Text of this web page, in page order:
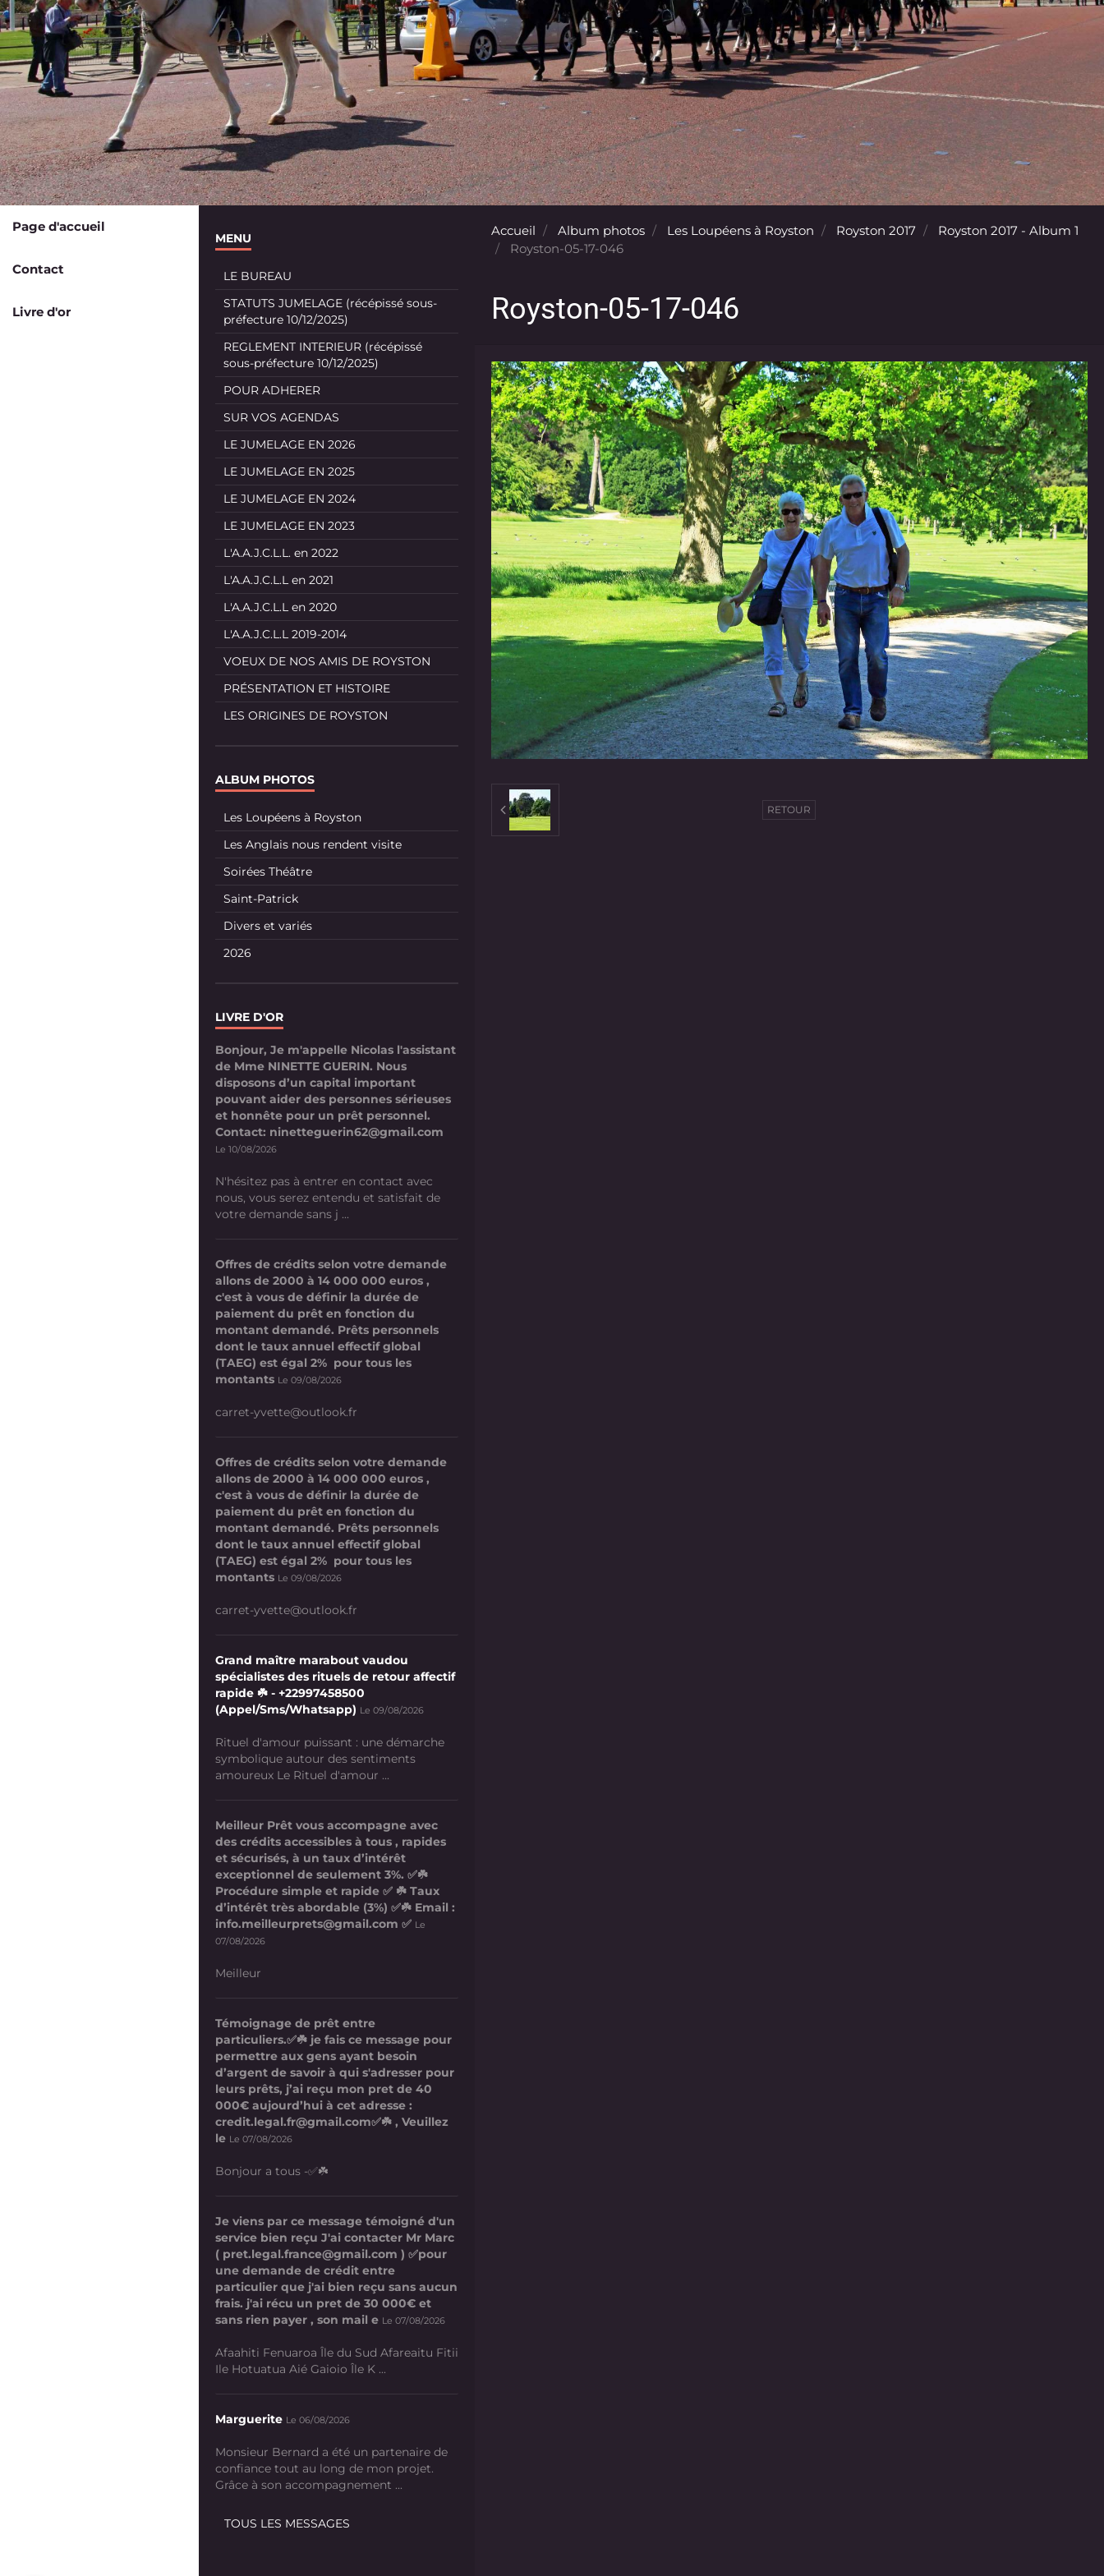
Page d'accueil
Contact
Livre d'or
Accueil Album photos Les Loupéens à Royston Royston 2017
Royston 2017 - Album 1
Royston-05-17-046
Royston-05-17-046
RETOUR
MENU
LE BUREAU
STATUTS JUMELAGE (récépissé sous-
préfecture 10/12/2025)
REGLEMENT INTERIEUR (récépissé
sous-préfecture 10/12/2025)
POUR ADHERER
SUR VOS AGENDAS
LE JUMELAGE EN 2026
LE JUMELAGE EN 2025
LE JUMELAGE EN 2024
LE JUMELAGE EN 2023
L'A.A.J.C.L.L. en 2022
L'A.A.J.C.L.L en 2021
L'A.A.J.C.L.L en 2020
L'A.A.J.C.L.L 2019-2014
VOEUX DE NOS AMIS DE ROYSTON
PRÉSENTATION ET HISTOIRE
LES ORIGINES DE ROYSTON
ALBUM PHOTOS
Les Loupéens à Royston
Les Anglais nous rendent visite
Soirées Théâtre
Saint-Patrick
Divers et variés
2026
LIVRE D'OR
Bonjour, Je m'appelle Nicolas l'assistant
de Mme NINETTE GUERIN. Nous
disposons d’un capital important
pouvant aider des personnes sérieuses
et honnête pour un prêt personnel.
Contact: ninetteguerin62@gmail.com
Le 10/08/2026
N'hésitez pas à entrer en contact avec
nous, vous serez entendu et satisfait de
votre demande sans j ...
Offres de crédits selon votre demande
allons de 2000 à 14 000 000 euros ,
c'est à vous de définir la durée de
paiement du prêt en fonction du
montant demandé. Prêts personnels
dont le taux annuel effectif global
(TAEG) est égal 2% pour tous les
montants Le 09/08/2026
carret-yvette@outlook.fr
Offres de crédits selon votre demande
allons de 2000 à 14 000 000 euros ,
c'est à vous de définir la durée de
paiement du prêt en fonction du
montant demandé. Prêts personnels
dont le taux annuel effectif global
(TAEG) est égal 2% pour tous les
montants Le 09/08/2026
carret-yvette@outlook.fr
Grand maître marabout vaudou
spécialistes des rituels de retour affectif
rapide ☘️ - +22997458500
(Appel/Sms/Whatsapp) Le 09/08/2026
Rituel d'amour puissant : une démarche
symbolique autour des sentiments
amoureux Le Rituel d'amour ...
Meilleur Prêt vous accompagne avec
des crédits accessibles à tous , rapides
et sécurisés, à un taux d’intérêt
exceptionnel de seulement 3%. ✅☘️
Procédure simple et rapide ✅ ☘️ Taux
d’intérêt très abordable (3%) ✅☘️ Email :
info.meilleurprets@gmail.com ✅ Le
07/08/2026
Meilleur
Témoignage de prêt entre
particuliers.✅☘️ je fais ce message pour
permettre aux gens ayant besoin
d’argent de savoir à qui s'adresser pour
leurs prêts, j’ai reçu mon pret de 40
000€ aujourd’hui à cet adresse :
credit.legal.fr@gmail.com✅☘️ , Veuillez
le Le 07/08/2026
Bonjour a tous -✅☘️
Je viens par ce message témoigné d'un
service bien reçu J'ai contacter Mr Marc
( pret.legal.france@gmail.com ) ✅pour
une demande de crédit entre
particulier que j'ai bien reçu sans aucun
frais. j'ai récu un pret de 30 000€ et
sans rien payer , son mail e Le 07/08/2026
Afaahiti Fenuaroa Île du Sud Afareaitu Fitii
Ile Hotuatua Aié Gaioio Île K ...
Marguerite Le 06/08/2026
Monsieur Bernard a été un partenaire de
confiance tout au long de mon projet.
Grâce à son accompagnement ...
TOUS LES MESSAGES